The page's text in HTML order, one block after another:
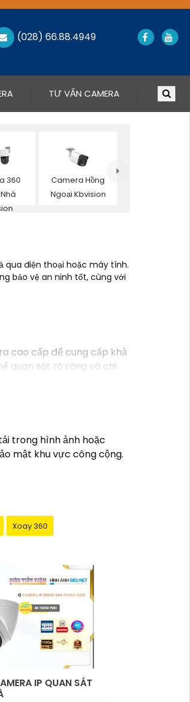
(028) 66.88.4949
TƯ VẤN CAMERA
360
Camera Hồng
Ngoại Kbvision
qua điện thoại hoặc máy tính.
bảo vệ an ninh tốt, cùng với
cao cấp để cung cấp khả
quan sát rõ ràng và chi
trong hình ảnh hoặc
mật khu vực công cộng.
Xoay 360
IP QUAN SÁT